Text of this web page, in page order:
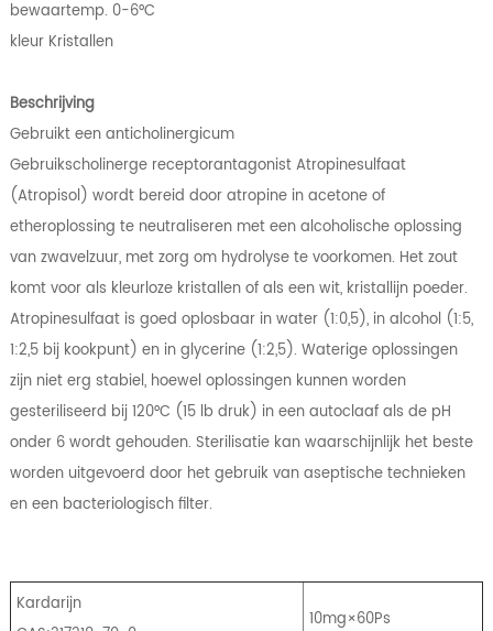
bewaartemp. 0-6°C
kleur Kristallen
Beschrijving
Gebruikt een anticholinergicum
Gebruikscholinerge receptorantagonist Atropinesulfaat
(Atropisol) wordt bereid door atropine in acetone of
etheroplossing te neutraliseren met een alcoholische oplossing
van zwavelzuur, met zorg om hydrolyse te voorkomen. Het zout
komt voor als kleurloze kristallen of als een wit, kristallijn poeder.
Atropinesulfaat is goed oplosbaar in water (1:0,5), in alcohol (1:5,
1:2,5 bij kookpunt) en in glycerine (1:2,5). Waterige oplossingen
zijn niet erg stabiel, hoewel oplossingen kunnen worden
gesteriliseerd bij 120°C (15 lb druk) in een autoclaaf als de pH
onder 6 wordt gehouden. Sterilisatie kan waarschijnlijk het beste
worden uitgevoerd door het gebruik van aseptische technieken
en een bacteriologisch filter.
Kardarijn
10mg×60Ps